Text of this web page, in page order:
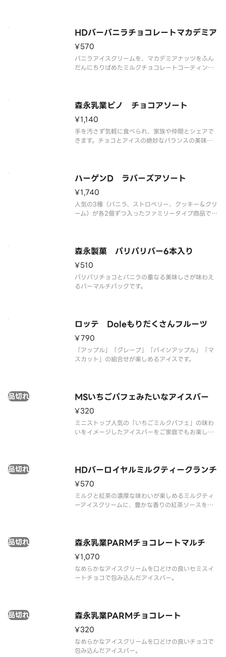
HDバーバニラチョコレートマカデミア
¥570
バニラアイスクリームを、マカデミアナッツをふん
だんにちりばめたミルクチョコレートコーティング
森永乳業ピノ チョコアソート
¥1,140
手を汚さず気軽に食べられ、家族や仲間とシェアで
きます。チョコとアイスの絶妙なバランスの美味し
ハーゲンD ラバーズアソート
¥1,740
人気の3種（バニラ、ストロベリー、クッキー＆クリ
ーム）が各2個ずつ入ったファミリータイプ商品で
森永製菓 パリパリバー6本入り
¥510
パリパリチョコとバニラの重なる美味しさが味わえ
るバーマルチパックです。
ロッテ Doleもりだくさんフルーツ
¥790
「アップル」「グレープ」「パインアップル」「マ
スカット」の組合せが楽しめるアイスです。
MSいちごパフェみたいなアイスバー
品切れ
¥320
ミニストップ人気の「いちごミルクパフェ」の味わ
いをイメージしたアイスバーをご家庭でもお楽しみ
HDバーロイヤルミルクティークランチ
品切れ
¥570
ミルクと紅茶の濃厚な味わいが楽しめるミルクティ
ーアイスクリームに、豊かな香りの紅茶ソースを合
森永乳業PARMチョコレートマルチ
品切れ
¥1,070
なめらかなアイスクリームを口どけの良いセミスイ
ートチョコで包み込んだアイスバー。
森永乳業PARMチョコレート
品切れ
¥320
なめらかなアイスクリームを口どけの良いチョコで
包み込んだアイスバー。